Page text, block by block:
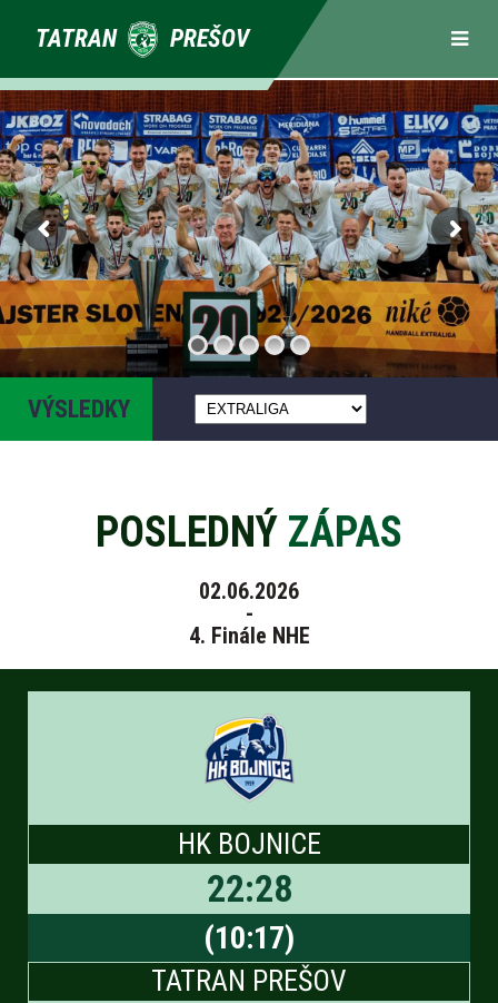
TATRAN PREŠOV
Primárne
odkazy
VÝSLEDKY
POSLEDNÝ ZÁPAS
02.06.2026
-
4. Finále NHE
HK BOJNICE
22:28
(10:17)
TATRAN PREŠOV